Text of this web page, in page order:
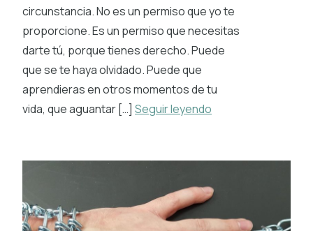
circunstancia. No es un permiso que yo te
proporcione. Es un permiso que necesitas
darte tú, porque tienes derecho. Puede
que se te haya olvidado. Puede que
aprendieras en otros momentos de tu
vida, que aguantar […] Seguir leyendo